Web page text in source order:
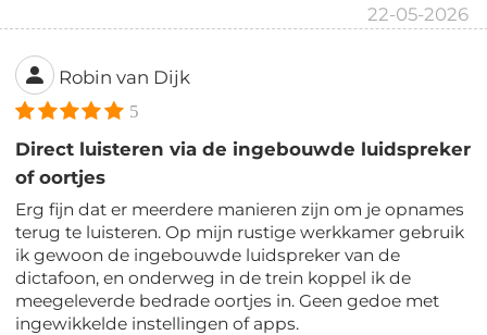
22-05-2026
Robin van Dijk
5
Direct luisteren via de ingebouwde luidspreker
of oortjes
Erg fijn dat er meerdere manieren zijn om je opnames
terug te luisteren. Op mijn rustige werkkamer gebruik
ik gewoon de ingebouwde luidspreker van de
dictafoon, en onderweg in de trein koppel ik de
meegeleverde bedrade oortjes in. Geen gedoe met
ingewikkelde instellingen of apps.